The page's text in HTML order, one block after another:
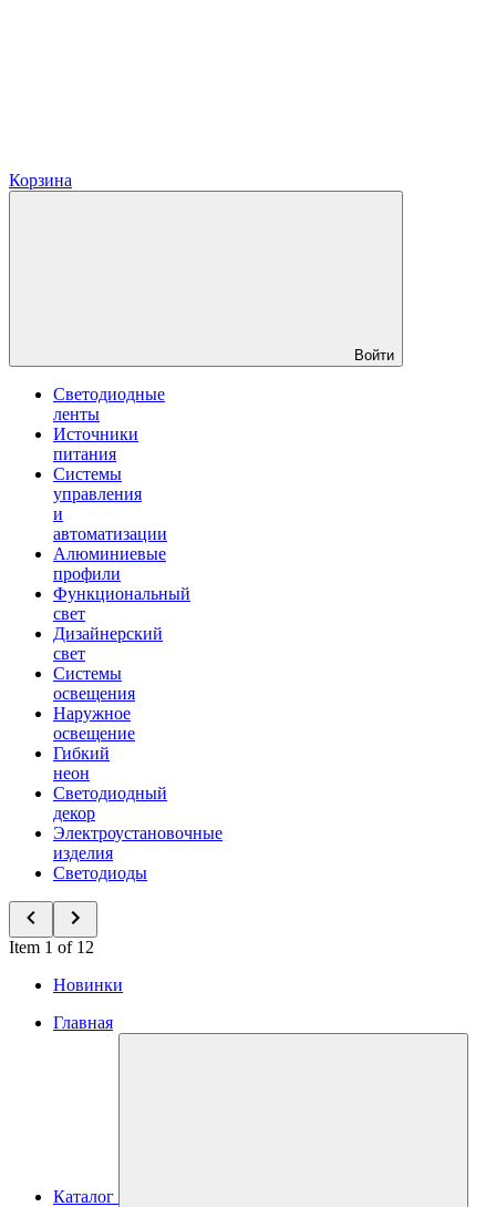
Корзина
Войти
Светодиодные
ленты
Источники
питания
Системы
управления
и
автоматизации
Алюминиевые
профили
Функциональный
свет
Дизайнерский
свет
Системы
освещения
Наружное
освещение
Гибкий
неон
Светодиодный
декор
Электроустановочные
изделия
Светодиоды
Item 1 of 12
Новинки
Главная
Каталог